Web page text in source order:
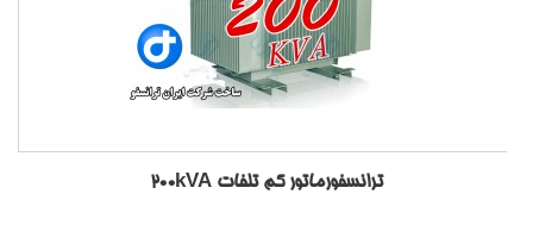
ترانسفورماتور کم تلفات 200kVA